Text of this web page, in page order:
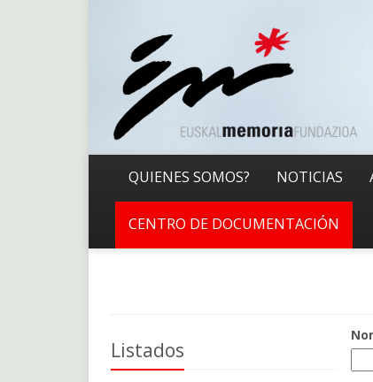
QUIENES SOMOS? NOTICIAS
CENTRO DE DOCUMENTACIÓN
Listados